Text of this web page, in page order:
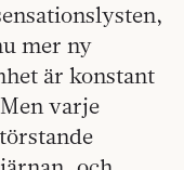
mer ny
är konstant
varje